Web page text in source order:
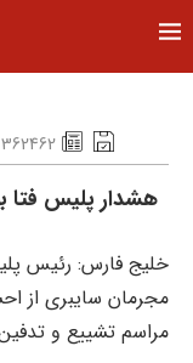
362462
هشدار پلیس فتا
خلیج فارس: رئیس
مجرمان سایبری از
مراسم تشییع و